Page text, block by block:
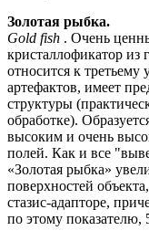
Золотая рыбка.
Gold fish . Очень
кристаллофикатор из
относится к
артефактов, имеет
структуры
обработке).
высоким и очень
полей. Как и все
«Золотая рыбка»
поверхностей
стазис-адапторе,
по этому показателю,